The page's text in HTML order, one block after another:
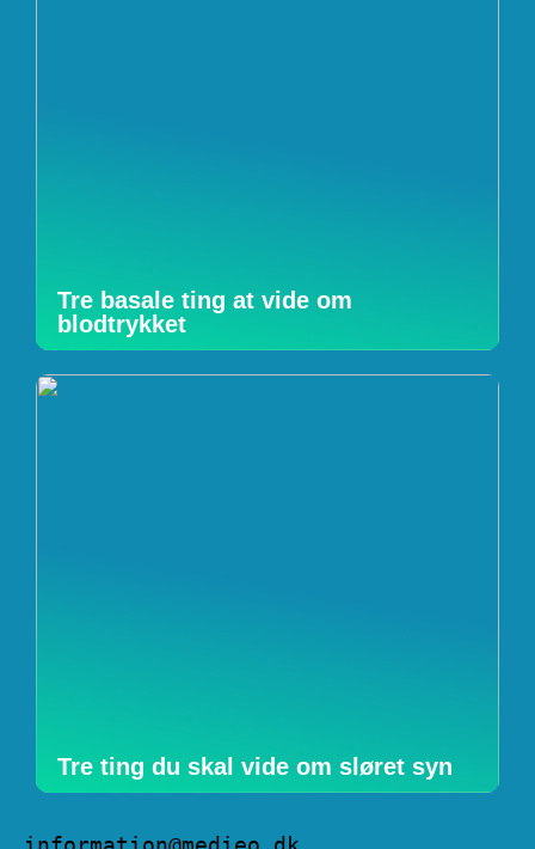
Tre basale ting at vide om
blodtrykket
Tre ting du skal vide om sløret syn